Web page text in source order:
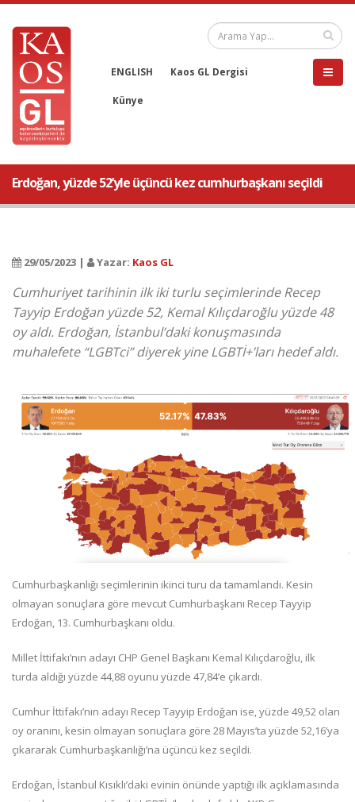
ENGLISH Kaos GL Dergisi
Künye
Erdoğan, yüzde 52’yle üçüncü kez cumhurbaşkanı seçildi
29/05/2023 | Yazar: Kaos GL
Cumhuriyet tarihinin ilk iki turlu seçimlerinde Recep
Tayyip Erdoğan yüzde 52, Kemal Kılıçdaroğlu yüzde 48
oy aldı. Erdoğan, İstanbul’daki konuşmasında
muhalefete “LGBTci” diyerek yine LGBTİ+’ları hedef aldı.
Cumhurbaşkanlığı seçimlerinin ikinci turu da tamamlandı. Kesin
olmayan sonuçlara göre mevcut Cumhurbaşkanı Recep Tayyip
Erdoğan, 13. Cumhurbaşkanı oldu.
Millet İttifakı’nın adayı CHP Genel Başkanı Kemal Kılıçdaroğlu, ilk
turda aldığı yüzde 44,88 oyunu yüzde 47,84’e çıkardı.
Cumhur İttifakı’nın adayı Recep Tayyip Erdoğan ise, yüzde 49,52 olan
oy oranını, kesin olmayan sonuçlara göre 28 Mayıs’ta yüzde 52,16’ya
çıkararak Cumhurbaşkanlığı’na üçüncü kez seçildi.
Erdoğan, İstanbul Kısıklı’daki evinin önünde yaptığı ilk açıklamasında